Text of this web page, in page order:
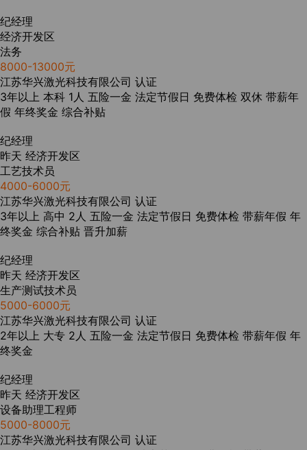
纪经理
经济开发区
法务
8000-13000元
江苏华兴激光科技有限公司 认证
3年以上 本科 1人 五险一金 法定节假日 免费体检 双休 带薪年
假 年终奖金 综合补贴
纪经理
昨天 经济开发区
工艺技术员
4000-6000元
江苏华兴激光科技有限公司 认证
3年以上 高中 2人 五险一金 法定节假日 免费体检 带薪年假 年
终奖金 综合补贴 晋升加薪
纪经理
昨天 经济开发区
生产测试技术员
5000-6000元
江苏华兴激光科技有限公司 认证
2年以上 大专 2人 五险一金 法定节假日 免费体检 带薪年假 年
终奖金
纪经理
昨天 经济开发区
设备助理工程师
5000-8000元
江苏华兴激光科技有限公司 认证